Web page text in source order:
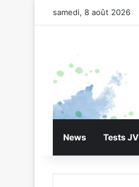
samedi, 8 août 2026
News Tests JV